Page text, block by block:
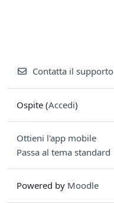
Contatta il supporto
Ospite (Accedi)
Ottieni l'app mobile
Passa al tema standard
Powered by Moodle